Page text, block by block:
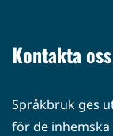
Kontakta oss
Språkbruk ges
för de inhemska